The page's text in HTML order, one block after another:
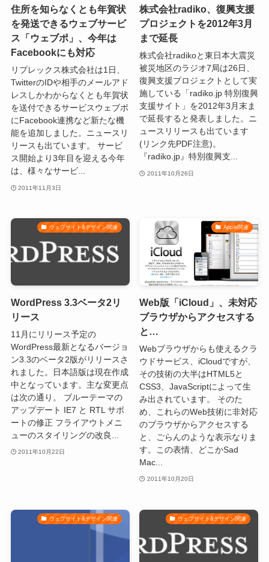
住所を知らなくとも年賀状
を発送できるウェブサービ
ス「ウェブポ」、今年は
Facebookにも対応
リプレックス株式会社は1日、
TwitterのIDや相手のメールアド
レスしかわからなくとも年賀状
を送付できるサービスウェブポ
にFacebook連携など新たな機
能を追加しました。ニュースリ
リースも出ています。 サービ
ス開始より3年目を迎える今年
は、様々なサービ...
2011年11月3日
株式会社radiko、復興支援
プロジェクトを2012年3月
まで延長
株式会社radikoと東日本大震災
被災地区のラジオ7局は26日、
復興支援プロジェクトとして実
施している「radiko.jp 特別復興
支援サイト」を2012年3月末ま
で延長すると発表しました。ニ
ュースリリースも出ています
(リンク先PDF注意)。
『radiko.jp』特別復興支...
2011年10月26日
ウェブサイト&デザイン関連
WordPress 3.3ベータ2リ
リース
11月にリリース予定の
WordPress最新となるバージョ
ン3.3のベータ2版がリリースさ
れました。日本語版は現在作成
中となっています。主な変更点
は次の通り。 ブルーテーマの
アップデート IE7 と RTL サポ
ートの修正 フライアウトメニ
ューのスタイリングの改良...
2011年10月22日
Apple関連
Web版「iCloud」、未対応
ブラウザからアクセスする
と…
Webブラウザからも使えるクラ
ウドサービス、iCloudですが、
その技術の大半はHTML5と
CSS3、JavaScriptによって生
み出されています。 そのた
め、これらのWeb技術に非対応
のブラウザからアクセスする
と、ごらんのような表示なりま
す。この表情、どこかSad
Mac...
2011年10月20日
ウェブサイト&デザイン関連 ウェブサイト&デザイン関連